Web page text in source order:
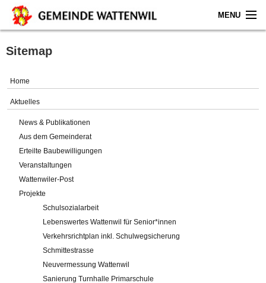
MENU
Home
Gemeinde
Verwaltung
Online-Service
Impressum
Sitemap
Home
Aktuelles
News & Publikationen
Aus dem Gemeinderat
Erteilte Baubewilligungen
Veranstaltungen
Wattenwiler-Post
Projekte
Schulsozialarbeit
Lebenswertes Wattenwil für Senior*innen
Verkehrsrichtplan inkl. Schulwegsicherung
Schmittestrasse
Neuvermessung Wattenwil
Sanierung Turnhalle Primarschule